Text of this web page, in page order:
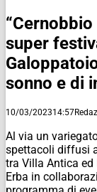
super
sonno e di
10/03/202314:57
Al via un
spettacoli diffusi
tra Villa Antica ed
Erba in